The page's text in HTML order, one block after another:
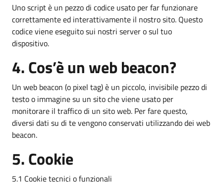
Uno script è un pezzo di codice usato per far funzionare
correttamente ed interattivamente il nostro sito. Questo
codice viene eseguito sui nostri server o sul tuo
dispositivo.
4. Cos’è un web beacon?
Un web beacon (o pixel tag) è un piccolo, invisibile pezzo di
testo o immagine su un sito che viene usato per
monitorare il traffico di un sito web. Per fare questo,
diversi dati su di te vengono conservati utilizzando dei web
beacon.
5. Cookie
5.1 Cookie tecnici o funzionali